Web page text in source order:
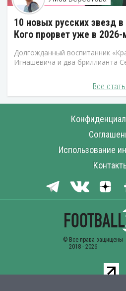
10 новых русских звезд
Кого прорвет уже в 2026-
Долгожданный воспитанник
Игнашевича и два бриллианта
Все
Использование